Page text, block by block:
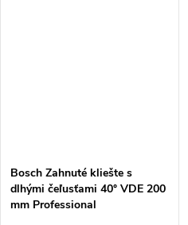
Bosch Zahnuté kliešte s
dlhými čeľusťami 40° VDE 200
mm Professional